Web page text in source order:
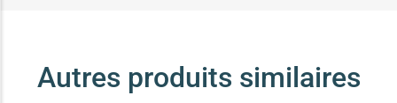
Autres produits similaires